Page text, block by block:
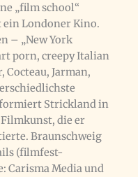
„film school“
Londoner Kino.
– „New York
porn, creepy Italian
Jarman,
Strickland in
die er
Braunschweig
(filmfest-
Carisma Media und